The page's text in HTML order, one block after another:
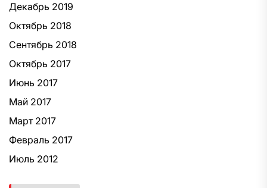
Декабрь 2019
Октябрь 2018
Сентябрь 2018
Октябрь 2017
Июнь 2017
Май 2017
Март 2017
Февраль 2017
Июль 2012